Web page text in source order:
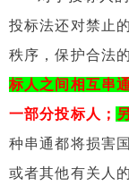
投标法还对禁止
秩序，保护合法
标人之间相互串
一部分投标人；
种串通都将损害
或者其他有关人